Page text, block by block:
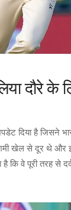
दौरे के
दिया है जिसने
खेल से दूर थे और
वे पूरी तरह से